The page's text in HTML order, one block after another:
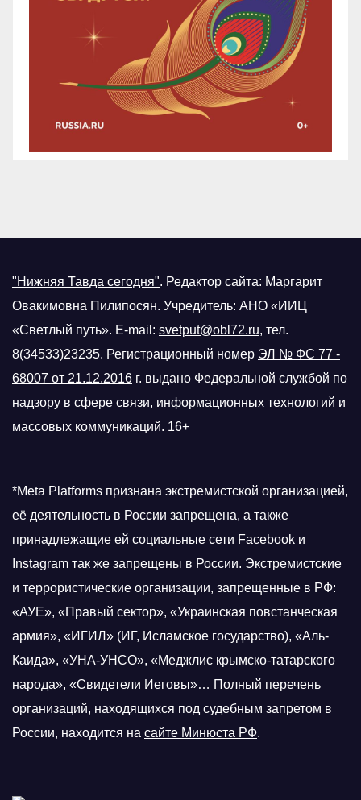
"Нижняя Тавда сегодня". Редактор сайта: Маргарит
Овакимовна Пилипосян. Учредитель: АНО «ИИЦ
«Светлый путь». E-mail: svetput@obl72.ru, тел.
8(34533)23235. Регистрационный номер ЭЛ № ФС 77 -
68007 от 21.12.2016 г. выдано Федеральной службой по
надзору в сфере связи, информационных технологий и
массовых коммуникаций. 16+
*Meta Platforms признана экстремистской организацией,
её деятельность в России запрещена, а также
принадлежащие ей социальные сети Facebook и
Instagram так же запрещены в России. Экстремистские
и террористические организации, запрещенные в РФ:
«АУЕ», «Правый сектор», «Украинская повстанческая
армия», «ИГИЛ» (ИГ, Исламское государство), «Аль-
Каида», «УНА-УНСО», «Меджлис крымско-татарского
народа», «Свидетели Иеговы»… Полный перечень
организаций, находящихся под судебным запретом в
России, находится на сайте Минюста РФ.